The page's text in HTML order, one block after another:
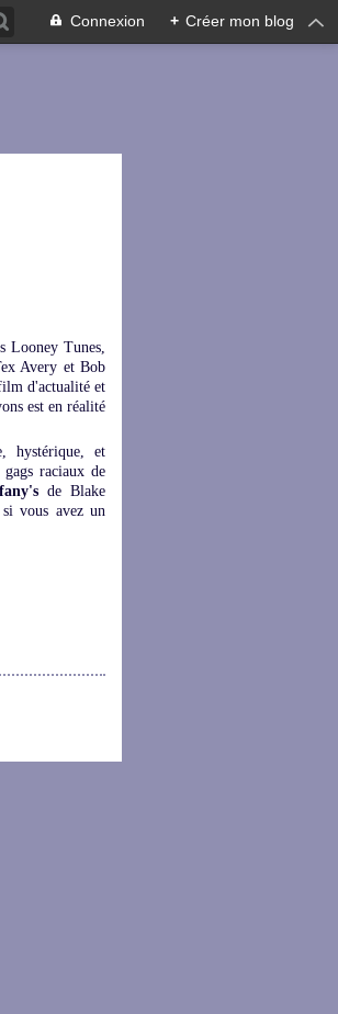
Connexion + Créer mon blog
Looney Tunes,
Avery et Bob
d'actualité et
est en réalité
hystérique, et
raciaux de
de Blake
vous avez un